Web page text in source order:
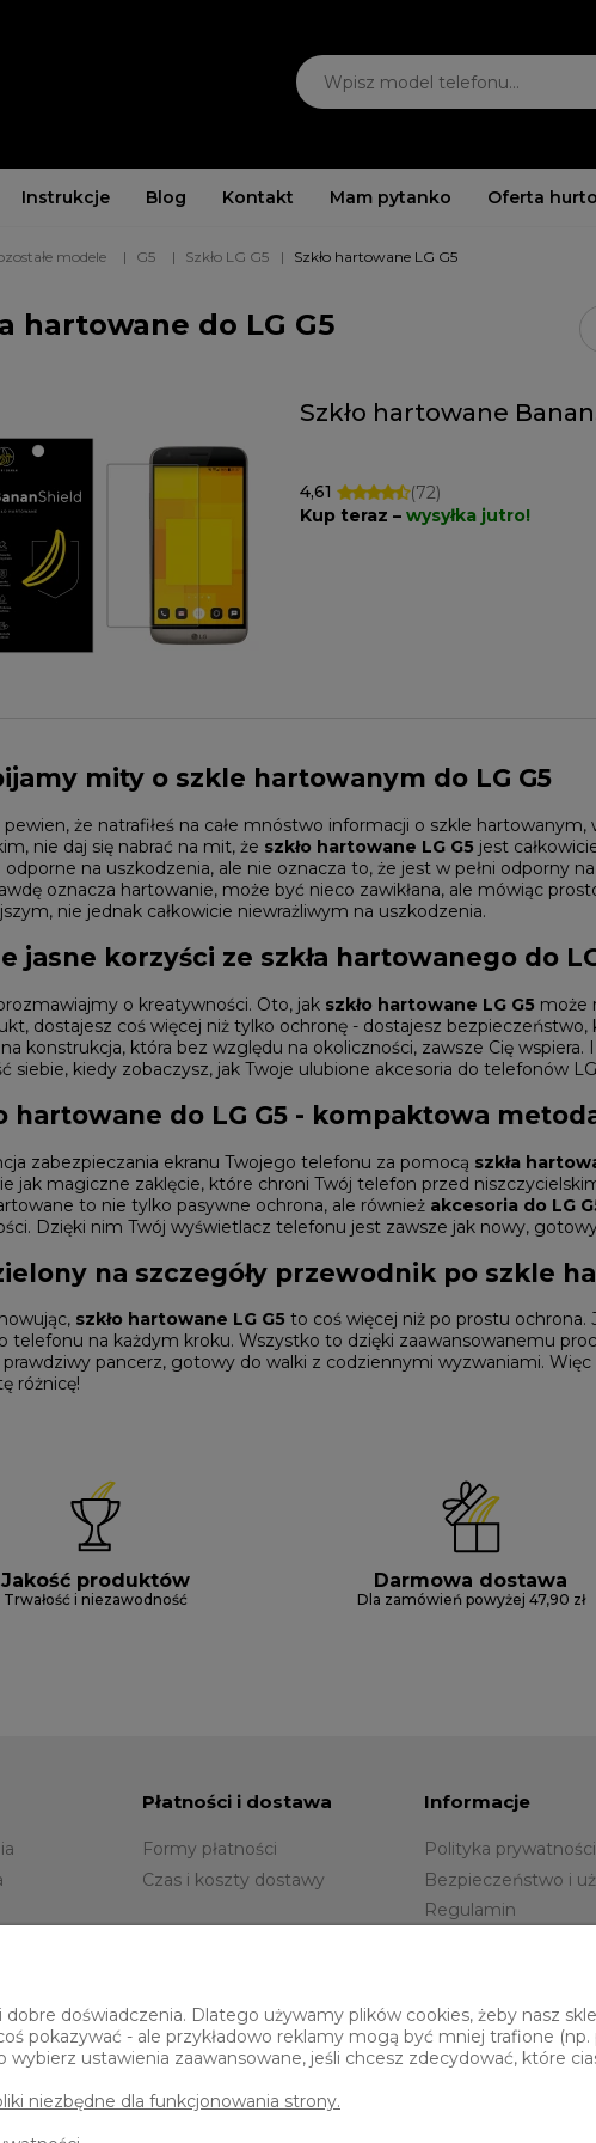
Instrukcje Blog Kontakt Mam pytanko Oferta
modele G5 Szkło LG G5 Szkło hartowane LG G5
hartowane do LG G5
Szkło hartowane
4,61
(72)
Kup teraz –wysyłka jutro!
mity o szkle hartowanym do LG G5
że natrafiłeś na całe mnóstwo informacji o szkle
nie daj się nabrać na mit, że szkło hartowane LG G5 jest
odporne na uszkodzenia, ale nie oznacza to, że jest w pełni odporny
oznacza hartowanie, może być nieco zawikłana, ale mówiąc
nie jednak całkowicie niewrażliwym na uszkodzenia.
jasne korzyści ze szkła hartowanego do
o kreatywności. Oto, jak szkło hartowane LG G5 może
dostajesz coś więcej niż tylko ochronę - dostajesz bezpieczeństwo,
konstrukcja, która bez względu na okoliczności, zawsze Cię
siebie, kiedy zobaczysz, jak Twoje ulubione akcesoria do telefonów LG
hartowane do LG G5 - kompaktowa
zabezpieczania ekranu Twojego telefonu za pomocą szkła
jak magiczne zaklęcie, które chroni Twój telefon przed
to nie tylko pasywne ochrona, ale również akcesoria do LG
Dzięki nim Twój wyświetlacz telefonu jest zawsze jak nowy,
na szczegóły przewodnik po szkle
szkło hartowane LG G5 to coś więcej niż po prostu
telefonu na każdym kroku. Wszystko to dzięki zaawansowanemu
prawdziwy pancerz, gotowy do walki z codziennymi wyzwaniami.
różnicę!
Jakość produktów
Trwałość i niezawodność
Darmowa dostawa
Dla zamówień powyżej 47,90 zł
Płatności i dostawa
Formy płatności
Czas i koszty dostawy
Informacje
Polityka prywatności
Bezpieczeństwo i
Regulamin
doświadczenia. Dlatego używamy plików cookies, żeby nasz
pokazywać - ale przykładowo reklamy mogą być mniej trafione
wybierz ustawienia zaawansowane, jeśli chcesz zdecydować, które
niezbędne dla funkcjonowania strony.